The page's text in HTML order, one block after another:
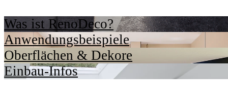
Was ist RenoDeco?
Anwendungsbeispiele
Oberflächen & Dekore
Einbau-Infos